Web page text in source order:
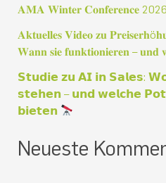
a
c
h
:
𝐀𝐌𝐀 𝐖𝐢𝐧𝐭𝐞𝐫 𝐂𝐨𝐧𝐟𝐞𝐫𝐞𝐧𝐜𝐞
𝐀𝐤𝐭𝐮𝐞𝐥𝐥𝐞𝐬 𝐕𝐢𝐝𝐞𝐨 𝐳𝐮
𝐖𝐚𝐧𝐧 𝐬𝐢𝐞 𝐟𝐮𝐧𝐤𝐭𝐢𝐨𝐧𝐢𝐞𝐫𝐞𝐧 – 𝐮𝐧𝐝
𝗦𝘁𝘂𝗱𝗶𝗲 𝘇𝘂 𝗔𝗜 𝗶𝗻 𝗦𝗮𝗹𝗲𝘀:
𝘀𝘁𝗲𝗵𝗲𝗻 – 𝘂𝗻𝗱 𝘄𝗲𝗹𝗰𝗵𝗲
𝗯𝗶𝗲𝘁𝗲𝗻
Neueste